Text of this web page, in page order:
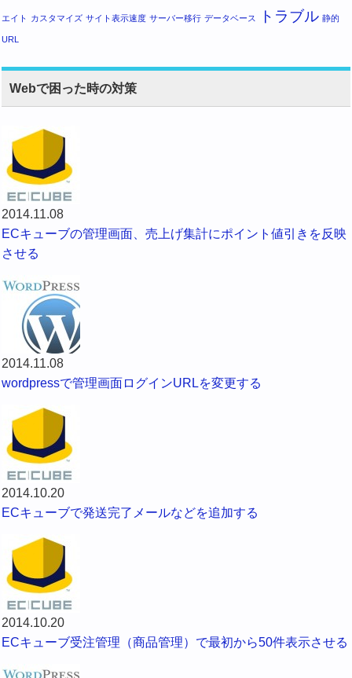
エイト カスタマイズ サイト表示速度 サーバー移行 データベース トラブル 静的
URL
Webで困った時の対策
2014.11.08
ECキューブの管理画面、売上げ集計にポイント値引きを反映
させる
2014.11.08
wordpressで管理画面ログインURLを変更する
2014.10.20
ECキューブで発送完了メールなどを追加する
2014.10.20
ECキューブ受注管理（商品管理）で最初から50件表示させる